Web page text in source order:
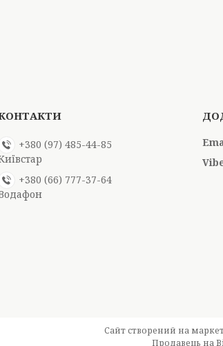
+380 (97) 485-44-85
+380 (66) 777-37-64
Сайт створений на
Продавець на